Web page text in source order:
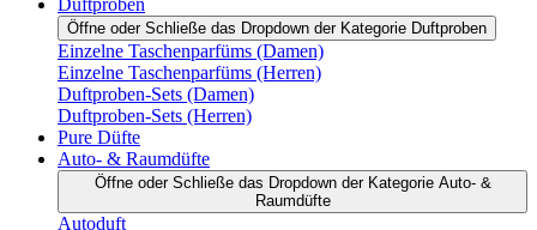
Duftproben
Öffne oder Schließe das Dropdown der Kategorie Duftproben
Einzelne Taschenparfüms (Damen)
Einzelne Taschenparfüms (Herren)
Duftproben-Sets (Damen)
Duftproben-Sets (Herren)
Pure Düfte
Auto- & Raumdüfte
Öffne oder Schließe das Dropdown der Kategorie Auto- &
Raumdüfte
Autoduft